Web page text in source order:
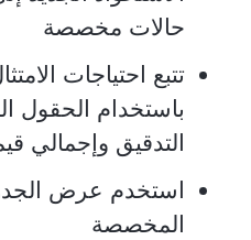
حالات مخصصة
تتبع احتياجات
باستخدام
التدقيق وإجمالي
استخدم عرض
المخصصة